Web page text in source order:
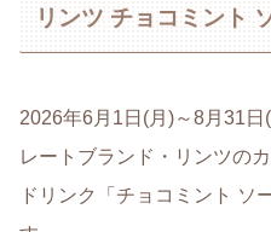
リンツ チョコミント
2026年6月1日(月)～8月31
レートブランド・リンツの
ドリンク「チョコミント ソ